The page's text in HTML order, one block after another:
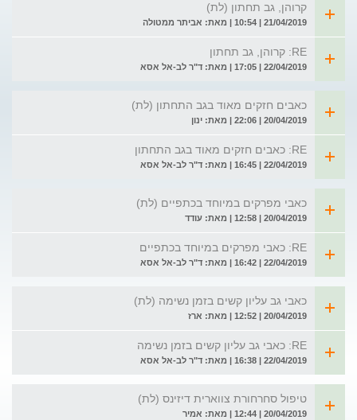
קרוהן, גב תחתון (לת)
21/04/2019 | 10:54 | מאת: אביתר ממטולה
RE: קרוהן, גב תחתון
22/04/2019 | 17:05 | מאת: ד"ר לב-אל אסא
כאבים חזקים מאוד בגב התחתון (לת)
20/04/2019 | 22:06 | מאת: ינון
RE: כאבים חזקים מאוד בגב התחתון
22/04/2019 | 16:45 | מאת: ד"ר לב-אל אסא
כאבי מפרקים במיוחד בכתפיים (לת)
20/04/2019 | 12:58 | מאת: עודד
RE: כאבי מפרקים במיוחד בכתפיים
22/04/2019 | 16:42 | מאת: ד"ר לב-אל אסא
כאבי גב עליון קשים בזמן נשימה (לת)
20/04/2019 | 12:52 | מאת: ארז
RE: כאבי גב עליון קשים בזמן נשימה
22/04/2019 | 16:38 | מאת: ד"ר לב-אל אסא
טיפול סחרחורת צווארית דיזינס (לת)
20/04/2019 | 12:44 | מאת: אמיר